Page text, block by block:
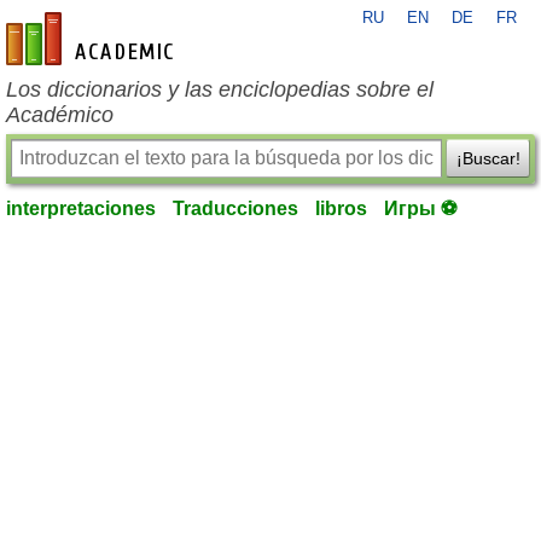
es-academic.com
RU EN DE FR
Los diccionarios y las enciclopedias sobre el
Académico
¡Buscar!
interpretaciones Traducciones libros Игры ⚽